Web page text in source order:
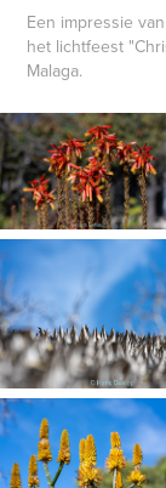
Een impressie
het lichtfeest
Malaga.